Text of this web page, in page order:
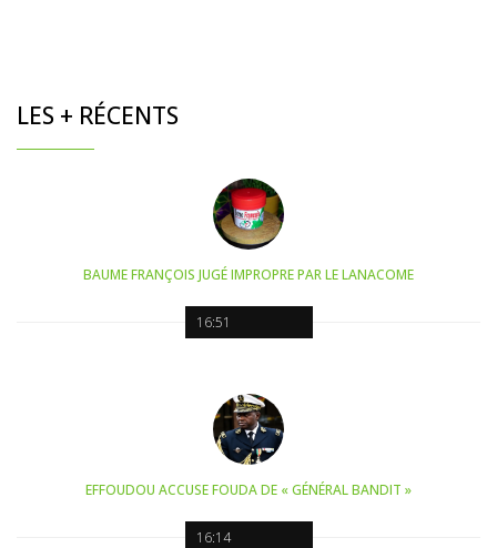
LES + RÉCENTS
16:51
BAUME FRANÇOIS JUGÉ IMPROPRE PAR LE LANACOME
16:14
EFFOUDOU ACCUSE FOUDA DE « GÉNÉRAL BANDIT »